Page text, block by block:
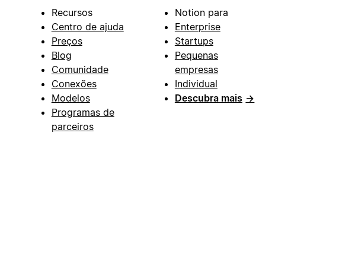
Recursos
Centro de ajuda
Preços
Blog
Comunidade
Conexões
Modelos
Programas de
parceiros
Notion para
Enterprise
Startups
Pequenas
empresas
Individual
Descubra mais →